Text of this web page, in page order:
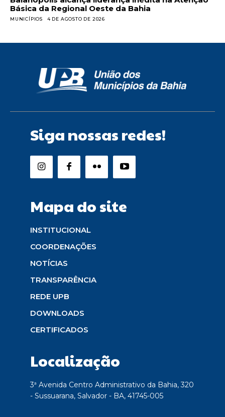
Básica da Regional Oeste da Bahia
MUNICÍPIOS 4 DE AGOSTO DE 2026
Siga nossas redes!
Mapa do site
INSTITUCIONAL
COORDENAÇÕES
NOTÍCIAS
TRANSPARÊNCIA
REDE UPB
DOWNLOADS
CERTIFICADOS
Localização
3ª Avenida Centro Administrativo da Bahia, 320
- Sussuarana, Salvador - BA, 41745-005